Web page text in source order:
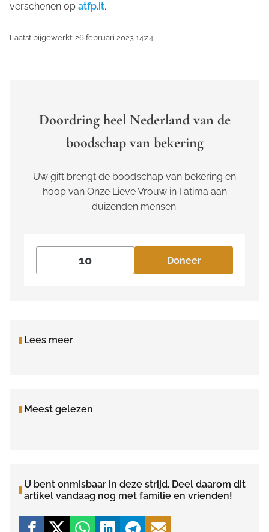
verschenen op atfp.it.
Laatst bijgewerkt: 26 februari 2023 14:24
Doordring heel Nederland van de
boodschap van bekering
Uw gift brengt de boodschap van bekering en
hoop van Onze Lieve Vrouw in Fatima aan
duizenden mensen.
Doneer
Lees meer
Meest gelezen
U bent onmisbaar in deze strijd. Deel daarom dit
artikel vandaag nog met familie en vrienden!